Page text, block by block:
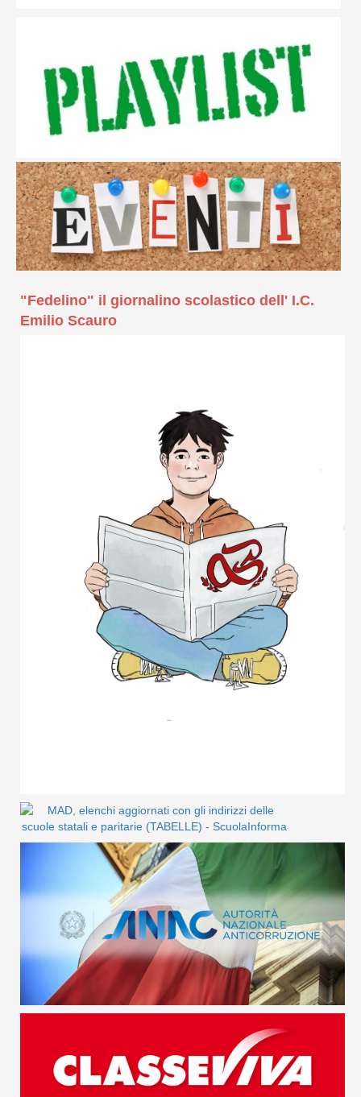
"Fedelino" il giornalino scolastico dell' I.C.
Emilio Scauro